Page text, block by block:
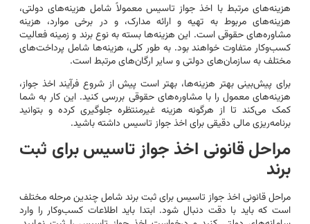
هزینه‌های مرتبط با اخذ جواز تاسیس معمولاً شامل هزینه‌های دولتی،
هزینه‌های مربوط به تهیه و ارائه مدارک، و در برخی موارد، هزینه
مشاوره‌های حقوقی است. این هزینه‌ها بسته به نوع برند و زمینه فعالیت
کسب‌وکار متفاوت خواهند بود. به طور کلی، هزینه‌ها شامل پرداخت‌های
مختلف به سازمان‌های دولتی و سایر ارگان‌های مرتبط است.
برای پیش‌بینی بهتر هزینه‌ها، بهتر است پیش از شروع فرآیند اخذ جواز،
هزینه‌های معمول را با مشاوره‌های حقوقی بررسی کنید. این کار به شما
کمک می‌کند تا از هرگونه هزینه غیرمنتظره جلوگیری کرده و بتوانید
برنامه‌ریزی مالی دقیقی برای اخذ جواز تاسیس داشته باشید.
مراحل قانونی اخذ جواز تاسیس برای ثبت
برند
مراحل قانونی اخذ جواز تاسیس برای ثبت برند شامل چندین مرحله مختلف
است که باید با دقت دنبال شود. ابتدا باید اطلاعات کسب‌وکار را وارد